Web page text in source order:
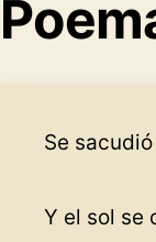
Se
Y el sol se